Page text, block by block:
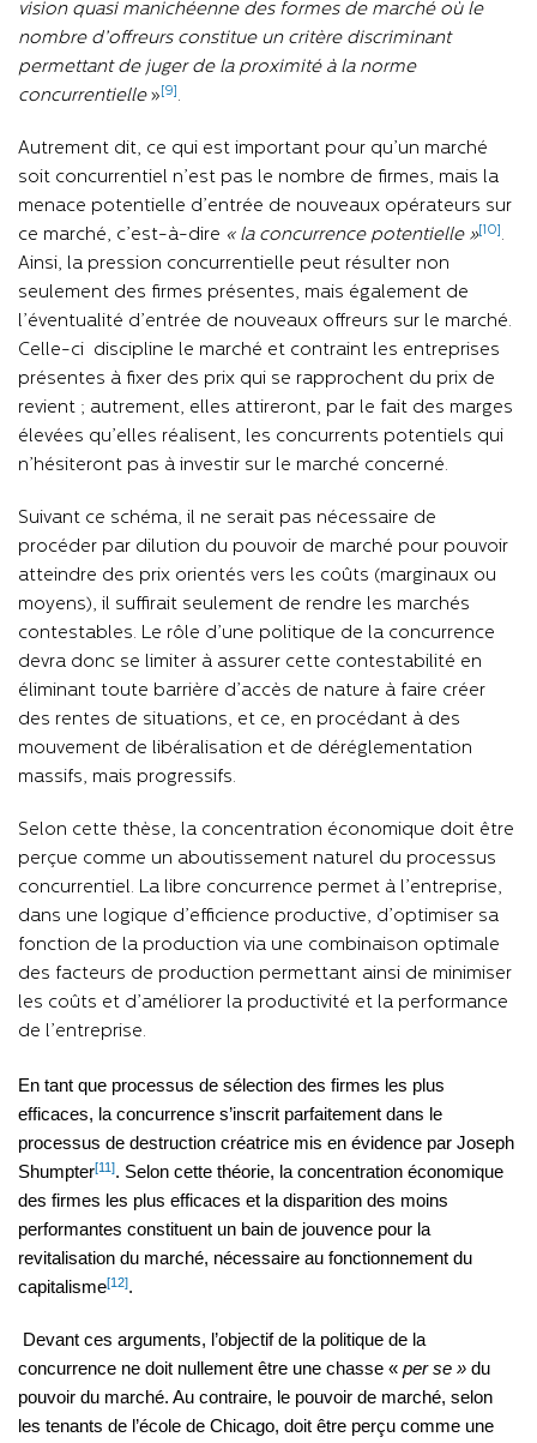
vision quasi manichéenne des formes de marché où le
nombre d’offreurs constitue un critère discriminant
permettant de juger de la proximité à la norme
concurrentielle » [9] .
Autrement dit, ce qui est important pour qu’un marché
soit concurrentiel n’est pas le nombre de firmes, mais la
menace potentielle d’entrée de nouveaux opérateurs sur
ce marché, c’est-à-dire « la concurrence potentielle » [10] .
Ainsi, la pression concurrentielle peut résulter non
seulement des firmes présentes, mais également de
l’éventualité d’entrée de nouveaux offreurs sur le marché.
Celle-ci discipline le marché et contraint les entreprises
présentes à fixer des prix qui se rapprochent du prix de
revient ; autrement, elles attireront, par le fait des marges
élevées qu’elles réalisent, les concurrents potentiels qui
n’hésiteront pas à investir sur le marché concerné.
Suivant ce schéma, il ne serait pas nécessaire de
procéder par dilution du pouvoir de marché pour pouvoir
atteindre des prix orientés vers les coûts (marginaux ou
moyens), il suffirait seulement de rendre les marchés
contestables. Le rôle d’une politique de la concurrence
devra donc se limiter à assurer cette contestabilité en
éliminant toute barrière d’accès de nature à faire créer
des rentes de situations, et ce, en procédant à des
mouvement de libéralisation et de déréglementation
massifs, mais progressifs.
Selon cette thèse, la concentration économique doit être
perçue comme un aboutissement naturel du processus
concurrentiel. La libre concurrence permet à l’entreprise,
dans une logique d’efficience productive, d’optimiser sa
fonction de la production via une combinaison optimale
des facteurs de production permettant ainsi de minimiser
les coûts et d’améliorer la productivité et la performance
de l’entreprise.
En tant que processus de sélection des firmes les plus
efficaces, la concurrence s’inscrit parfaitement dans le
processus de destruction créatrice mis en évidence par Joseph
Shumpter[11]. Selon cette théorie, la concentration économique
des firmes les plus efficaces et la disparition des moins
performantes constituent un bain de jouvence pour la
revitalisation du marché, nécessaire au fonctionnement du
capitalisme[12].
Devant ces arguments, l’objectif de la politique de la
concurrence ne doit nullement être une chasse « per se » du
pouvoir du marché. Au contraire, le pouvoir de marché, selon
les tenants de l’école de Chicago, doit être perçu comme une